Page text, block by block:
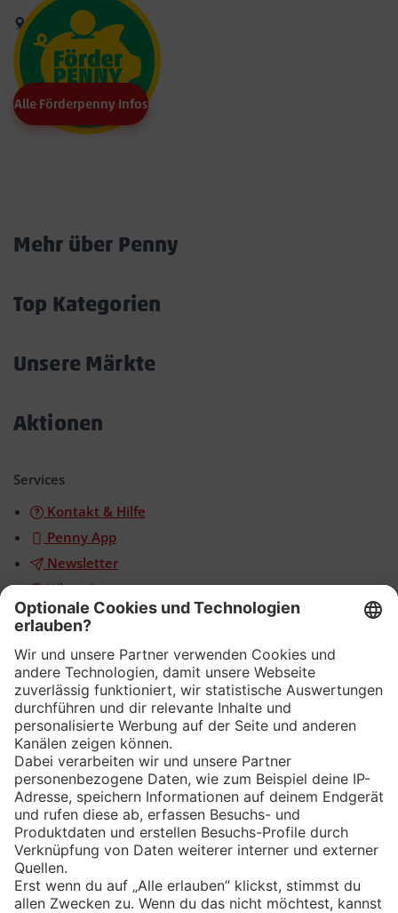
Alle Förderpenny Infos
Mehr über Penny
Top Kategorien
Unsere Märkte
Aktionen
Services
Kontakt & Hilfe
Penny App
Newsletter
WhatsApp
App